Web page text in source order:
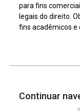
para fins
legais do direito.
fins acadêmicos e
Continuar